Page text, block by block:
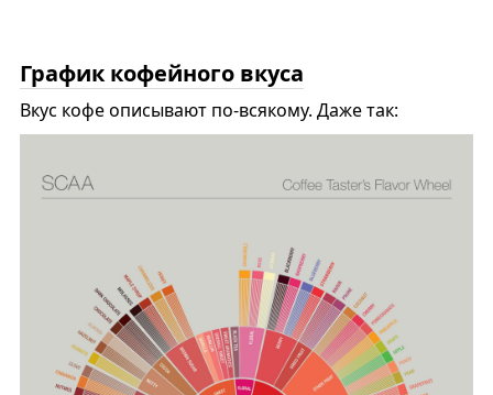
График кофейного вкуса
Вкус кофе описывают по-всякому. Даже так: